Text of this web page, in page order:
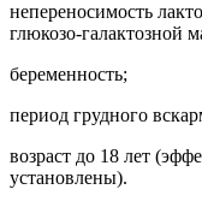
непереносимость
глюкозо-галактозной
беременность;
период грудного
возраст до 18 лет
установлены).